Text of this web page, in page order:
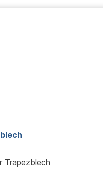
Trapezblech